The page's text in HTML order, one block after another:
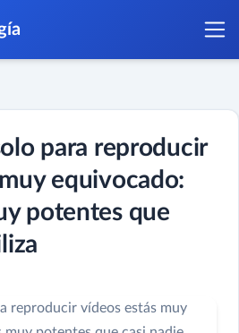
para reproducir
equivocado:
potentes que